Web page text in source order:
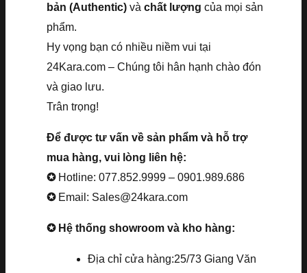
bản (Authentic) và chất lượng của mọi sản
phẩm.
Hy vọng bạn có nhiều niềm vui tại
24Kara.com – Chúng tôi hân hạnh chào đón
và giao lưu.
Trân trọng!
Để được tư vấn về sản phẩm và hỗ trợ
mua hàng, vui lòng liên hệ:
✪ Hotline: 077.852.9999 – 0901.989.686
✪ Email: Sales@24kara.com
✪ Hệ thống showroom và kho hàng:
Địa chỉ cửa hàng:25/73 Giang Văn